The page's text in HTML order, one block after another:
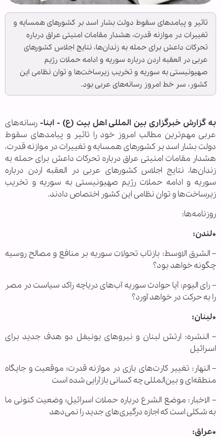
تاثیر و پیامدهای سقوط دولت بشار اسد بر کشورهای همسایه و
تغییرات در موازنه قدرت، هشدار مقامات امنیتی عراق درباره
تحرکات داعش برای حمله به زندان‌ها، نتایج اجلاس کشورهای
عربی در العقبه اردن درباره سوریه و ادامه حملات رژیم
صهیونیستی به سوریه و تخریب زیرساخت‌ها و توان نظامی این
کشور، سر خط امروز رسانه‌های عربی بود.
به گزارش خبرگزاری بین المللی اهل بیت (ع) - ابنا- رسانه‌های
عربی مهم‌ترین مطالب امروز خود را تاثیر و پیامدهای سقوط
دولت بشار اسد بر کشورهای همسایه و تغییرات در موازنه قدرت،
هشدار مقامات امنیتی عراق درباره تحرکات داعش برای حمله به
زندان‌ها، نتایج اجلاس کشورهای عربی در العقبه اردن درباره
سوریه و ادامه حملات رژیم صهیونیستی به سوریه و تخریب
زیرساخت‌ها و توان نظامی این کشور اختصاص دادند.
روزنامه‌ها:
*لندن:
– الشرق الاوسط: بازتاب تحولات سوریه بر منافع و مصالح روسیه
چگونه خواهد بود؟
– رای الیوم: آیا حوادث سوریه آب‌های دریاچه راکد سیاست در مصر
را به حرکت در خواهد آورد؟
*لبنان:
– النشره: ارتش لبنان و نیروهای یونیفل دو هدف جدید برای
اسرائیل
– النهار: تغییر کارت‌های بازی در موازنه قدرت؛ موقعیت و جایگاه
منطقه‌ای و بین‌المللی چه کسانی بازآرایی شده است
– الاخبار: موضع الشرع درباره حملات اسرائیل؛ وضعیت کنونی ما
به شکلی است که اجازه درگیری‌های جدید را نمی‌دهد
*عراق: